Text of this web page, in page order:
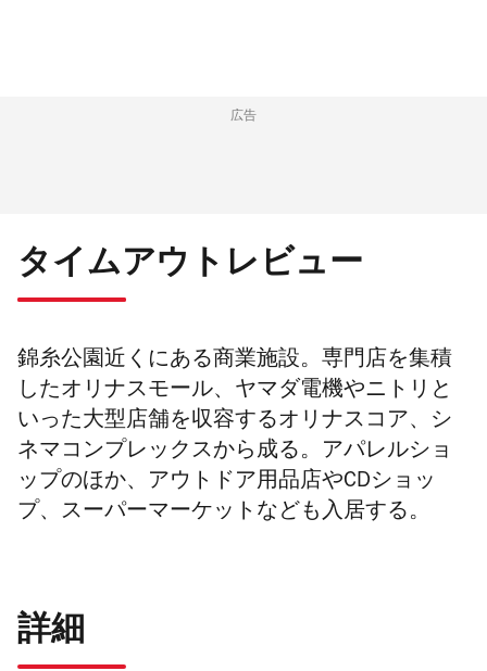
広告
タイムアウトレビュー
錦糸公園近くにある商業施設。専門店を集積
したオリナスモール、ヤマダ電機やニトリと
いった大型店舗を収容するオリナスコア、シ
ネマコンプレックスから成る。アパレルショ
ップのほか、アウトドア用品店やCDショッ
プ、スーパーマーケットなども入居する。
詳細